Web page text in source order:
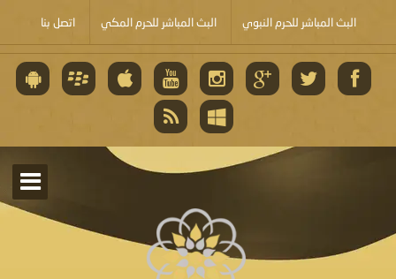
البث المباشر للحرم النبوي البث المباشر للحرم المكي اتصل بنا